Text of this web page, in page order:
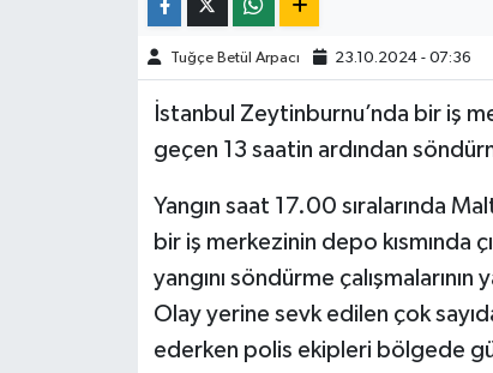
Tuğçe Betül Arpacı 23.10.2024 - 07:36
İstanbul Zeytinburnu’nda bir iş
geçen 13 saatin ardından
Yangın saat 17.00 sıralarında
bir iş merkezinin depo kısmında
yangını söndürme
Olay yerine sevk edilen çok
ederken polis ekipleri bölgede
TÜRKİYE